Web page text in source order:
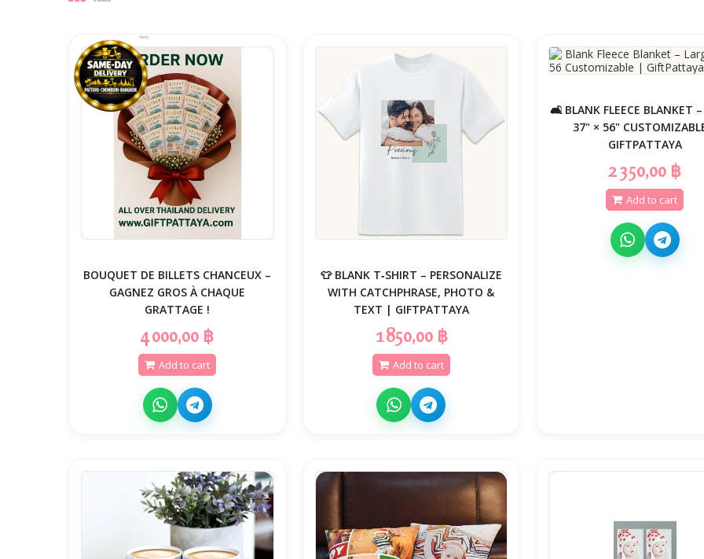
BOUQUET DE BILLETS CHANCEUX –
GAGNEZ GROS À CHAQUE
GRATTAGE !
4 000,00 ฿
Add to cart
👕 BLANK T‑SHIRT – PERSONALIZE
WITH CATCHPHRASE, PHOTO &
TEXT | GIFTPATTAYA
1 850,00 ฿
Add to cart
🛋️ BLANK FLEECE BLANKET –
37" × 56"
GIFTPATTAYA
2 350,00 ฿
Add to cart